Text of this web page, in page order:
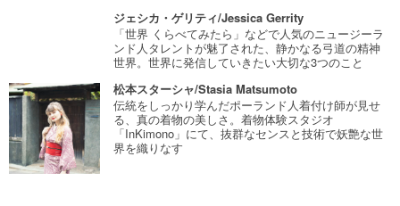
ジェシカ・ゲリティ/Jessica Gerrity
「世界 くらべてみたら」などで人気のニュージーラ
ンド人タレントが魅了された、静かなる弓道の精神
世界。世界に発信していきたい大切な3つのこと
松本スターシャ/Stasia Matsumoto
伝統をしっかり学んだポーランド人着付け師が見せ
る、真の着物の美しさ。着物体験スタジオ
「InKimono」にて、抜群なセンスと技術で妖艶な世
界を織りなす